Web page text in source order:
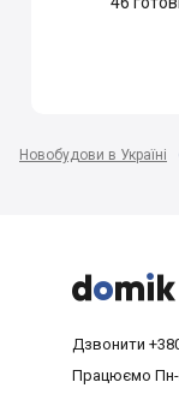
Новобудови в Україні



Дзвонити
Працюємо